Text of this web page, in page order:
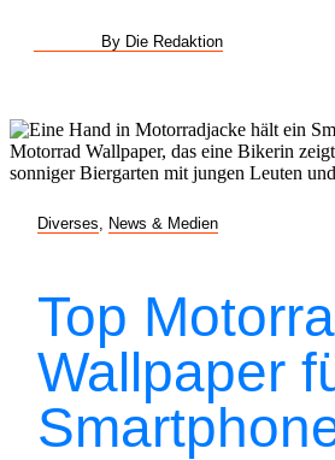
By Die Redaktion
Diverses News & Medien
Top
Wallpaper